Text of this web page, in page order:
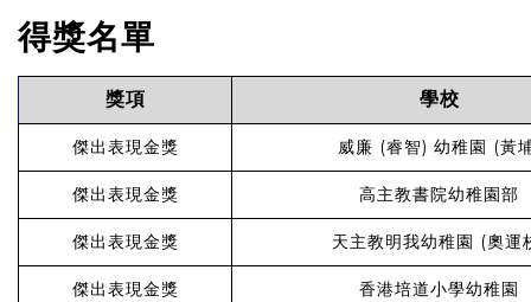
得獎名單
獎項 學校
傑出表現金獎 威廉 (睿智) 幼稚園 (黃
傑出表現金獎 高主教書院幼稚園部
傑出表現金獎 天主教明我幼稚園 (奧運
傑出表現金獎 香港培道小學幼稚園